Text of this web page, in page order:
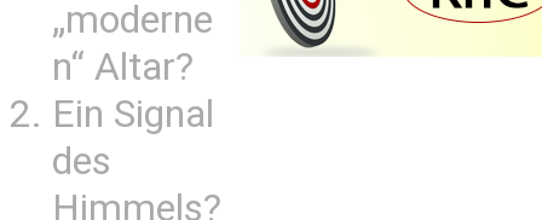
„moderne
n“ Altar?
Ein Signal
des
Himmels?